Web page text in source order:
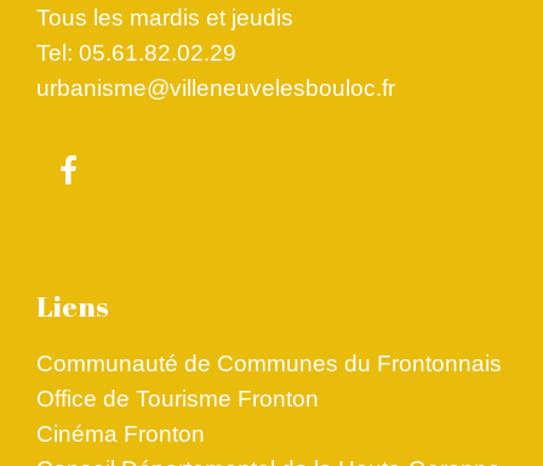
Tous les mardis et jeudis
Tel: 05.61.82.02.29
urbanisme@villeneuvelesbouloc.fr
Liens
Communauté de Communes du Frontonnais
Office de Tourisme Fronton
Cinéma Fronton